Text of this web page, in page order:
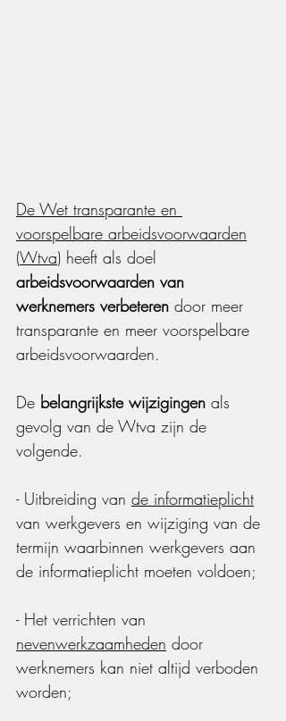
De Wet transparante en
voorspelbare arbeidsvoorwaarden
(Wtva) heeft als doel
arbeidsvoorwaarden van
werknemers verbeteren door meer
transparante en meer voorspelbare
arbeidsvoorwaarden.
De belangrijkste wijzigingen als
gevolg van de Wtva zijn de
volgende.
- Uitbreiding van de informatieplicht
van werkgevers en wijziging van de
termijn waarbinnen werkgevers aan
de informatieplicht moeten voldoen;
- Het verrichten van
nevenwerkzaamheden door
werknemers kan niet altijd verboden
worden;